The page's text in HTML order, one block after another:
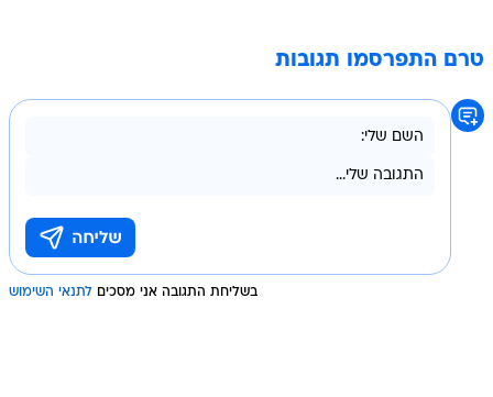
טרם התפרסמו תגובות
בשליחת התגובה אני מסכים לתנאי השימוש